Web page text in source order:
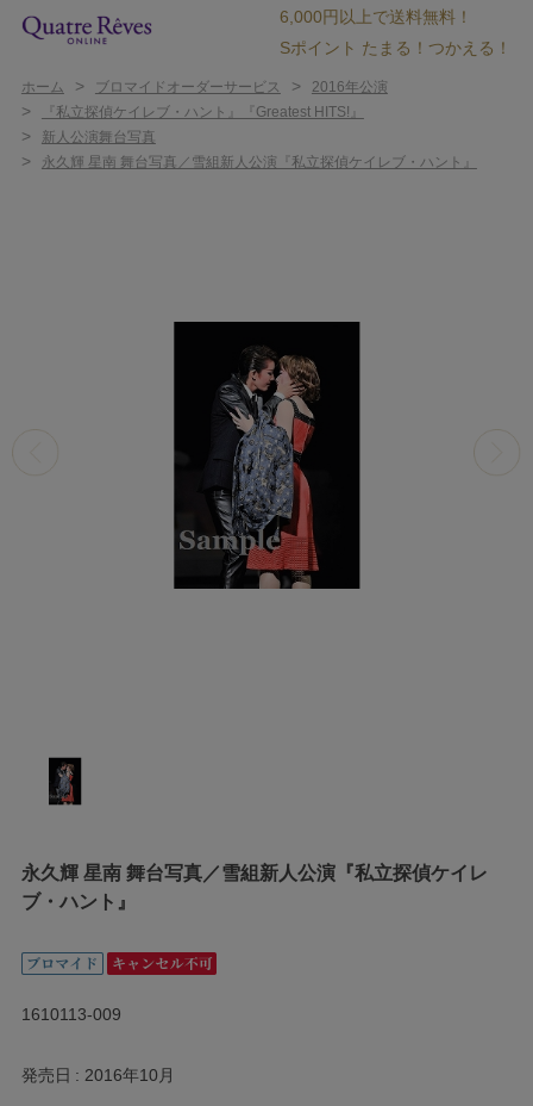
6,000円以上で送料無料！
Sポイント たまる！つかえる！
ホーム > ブロマイドオーダーサービス > 2016年公演
> 『私立探偵ケイレブ・ハント』『Greatest HITS!』
> 新人公演舞台写真
> 永久輝 星南 舞台写真／雪組新人公演『私立探偵ケイレブ・ハント』
永久輝 星南 舞台写真／雪組新人公演『私立探偵ケイレ
ブ・ハント』
1610113-009
発売日 2016年10月